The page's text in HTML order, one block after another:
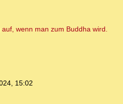
wenn man zum Buddha wird.
15:02